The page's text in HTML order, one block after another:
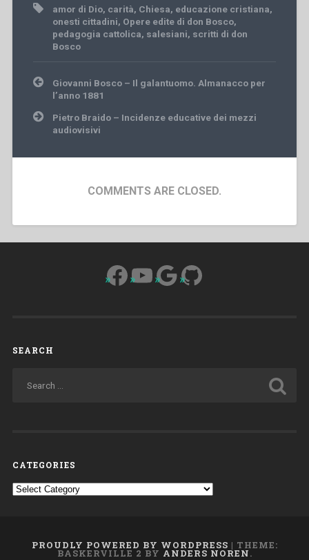
amor di Dio, carità, Chiesa, educazione cristiana,
onesti cittadini, Opere edite di don Bosco,
pedagogia cattolica, salesiani, scritti di don
Bosco
Post
navigation
Giovanni Bosco – Il galantuomo. Almanacco per
l’anno 1881
Pietro Braido – Incidenze educative dei mezzi
audiovisivi
COMMENTS ARE CLOSED.
Facebook
YouTube
Google
GitHub
SEARCH
CATEGORIES
Categories
PROUDLY POWERED BY WORDPRESS | THEME:
BASKERVILLE 2 BY ANDERS NOREN.